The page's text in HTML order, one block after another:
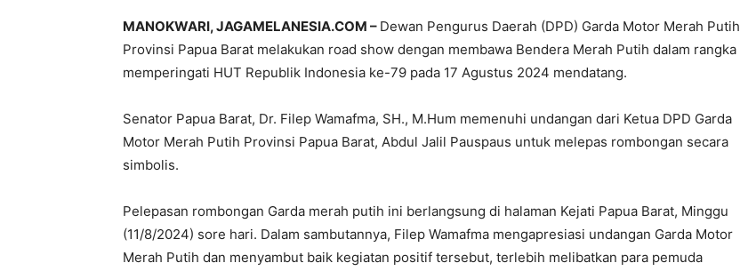
MANOKWARI, JAGAMELANESIA.COM – Dewan Pengurus Daerah (DPD) Garda Motor Merah Putih
Provinsi Papua Barat melakukan road show dengan membawa Bendera Merah Putih dalam rangka
memperingati HUT Republik Indonesia ke-79 pada 17 Agustus 2024 mendatang.
Senator Papua Barat, Dr. Filep Wamafma, SH., M.Hum memenuhi undangan dari Ketua DPD Garda
Motor Merah Putih Provinsi Papua Barat, Abdul Jalil Pauspaus untuk melepas rombongan secara
simbolis.
Pelepasan rombongan Garda merah putih ini berlangsung di halaman Kejati Papua Barat, Minggu
(11/8/2024) sore hari. Dalam sambutannya, Filep Wamafma mengapresiasi undangan Garda Motor
Merah Putih dan menyambut baik kegiatan positif tersebut, terlebih melibatkan para pemuda